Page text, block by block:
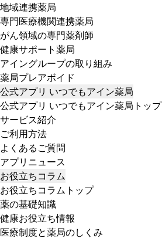
地域連携薬局
専門医療機関連携薬局
がん領域の専門薬剤師
健康サポート薬局
アイングループの取り組み
薬局プレアボイド
公式アプリ いつでもアイン薬局
公式アプリ いつでもアイン薬局トップ
サービス紹介
ご利用方法
よくあるご質問
アプリニュース
お役立ちコラム
お役立ちコラムトップ
薬の基礎知識
健康お役立ち情報
医療制度と薬局のしくみ